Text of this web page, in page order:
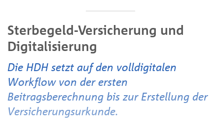
Sterbegeld-Versicherung und
Digitalisierung
Die HDH setzt auf den volldigitalen
Workflow von der ersten
Beitragsberechnung bis zur Erstellung der
Versicherungsurkunde.